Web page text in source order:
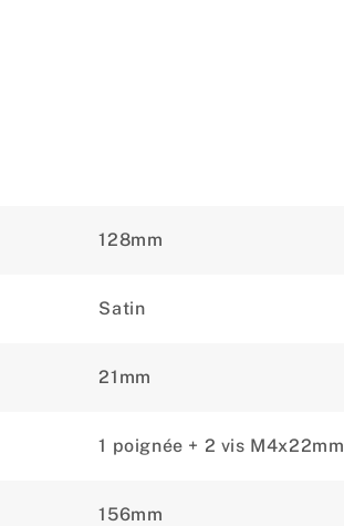
128mm
Satin
21mm
1 poignée + 2 vis M4x22mm
156mm